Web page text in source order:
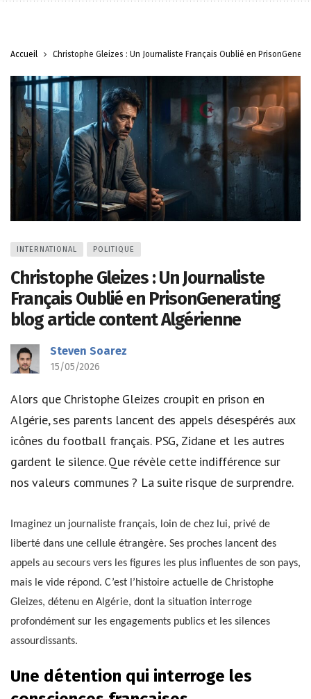
Accueil Christophe Gleizes : Un Journaliste Français Oublié en
INTERNATIONAL POLITIQUE
Christophe Gleizes : Un Journaliste
Français Oublié en PrisonGenerating
blog article content Algérienne
Steven Soarez
15/05/2026
Alors que Christophe Gleizes croupit en prison en
Algérie, ses parents lancent des appels désespérés aux
icônes du football français. PSG, Zidane et les autres
gardent le silence. Que révèle cette indifférence sur
nos valeurs communes ? La suite risque de surprendre.
Imaginez un journaliste français, loin de chez lui, privé de
liberté dans une cellule étrangère. Ses proches lancent des
appels au secours vers les figures les plus influentes de son pays,
mais le vide répond. C’est l’histoire actuelle de Christophe
Gleizes, détenu en Algérie, dont la situation interroge
profondément sur les engagements publics et les silences
assourdissants.
Une détention qui interroge les